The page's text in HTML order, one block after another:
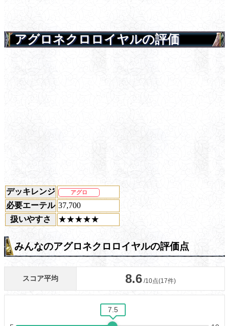
アグロネクロロイヤルの評価
デッキレンジ アグロ
必要エーテル 37,700
扱いやすさ
★★★★★
みんなのアグロネクロロイヤルの評価点